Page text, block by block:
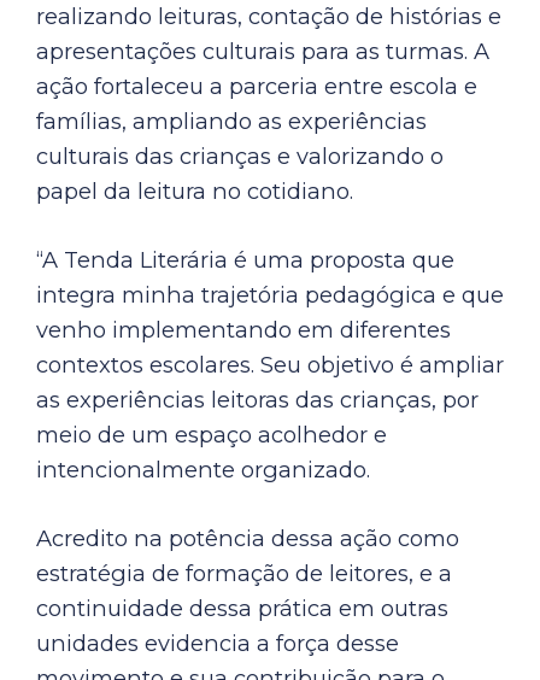
realizando leituras, contação de histórias e
apresentações culturais para as turmas. A
ação fortaleceu a parceria entre escola e
famílias, ampliando as experiências
culturais das crianças e valorizando o
papel da leitura no cotidiano.
“A Tenda Literária é uma proposta que
integra minha trajetória pedagógica e que
venho implementando em diferentes
contextos escolares. Seu objetivo é ampliar
as experiências leitoras das crianças, por
meio de um espaço acolhedor e
intencionalmente organizado.
Acredito na potência dessa ação como
estratégia de formação de leitores, e a
continuidade dessa prática em outras
unidades evidencia a força desse